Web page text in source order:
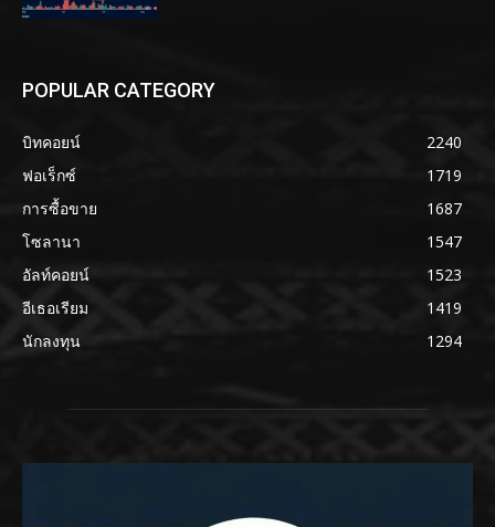
POPULAR CATEGORY
บิทคอยน์
2240
ฟอเร็กซ์
1719
การซื้อขาย
1687
โซลานา
1547
อัลท์คอยน์
1523
อีเธอเรียม
1419
นักลงทุน
1294